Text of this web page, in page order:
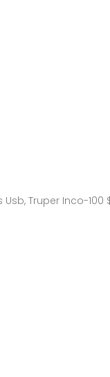
Usb, Truper Inco-